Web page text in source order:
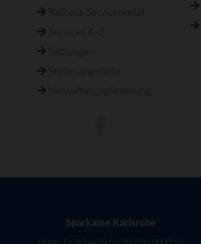
Rathaus Serviceportal
Services A-Z
Satzungen
Stellenangebote
Verwaltungsgliederung
Sparkasse Karlsruhe